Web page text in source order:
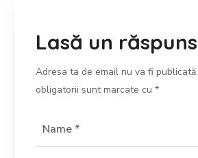
Lasă un răspuns
Adresa ta de email nu va fi publicată.
obligatorii sunt marcate cu*